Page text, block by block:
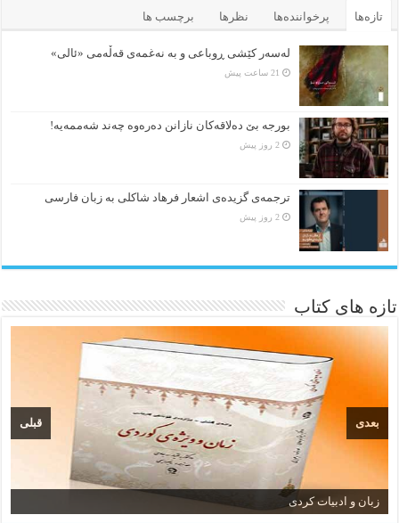
تازه‌ها پرخواننده‌ها نظرها برچسب ها
لەسەر کێشی ڕوباعی و به نەغمەی قەڵەمی «ئالی»
21 ساعت پیش
بورجە بێ دەلاقەکان نازانن دەرەوە چەند شەممەیە!
2 روز پیش
ترجمه‌ی گزیده‌‌ی اشعار فرهاد شاکلی به زبان فارسی
2 روز پیش
تازه های کتاب
زبان و ادبیات کردی
قبلی بعدی